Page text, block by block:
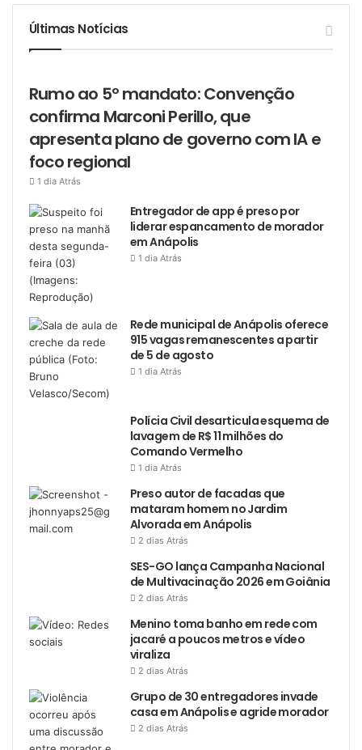
Últimas Notícias
Rumo ao 5º mandato: Convenção
confirma Marconi Perillo, que
apresenta plano de governo com IA e
foco regional
1 dia Atrás
Entregador de app é preso por
liderar espancamento de morador
em Anápolis
1 dia Atrás
Rede municipal de Anápolis oferece
915 vagas remanescentes a partir
de 5 de agosto
1 dia Atrás
Polícia Civil desarticula esquema de
lavagem de R$ 11 milhões do
Comando Vermelho
1 dia Atrás
Preso autor de facadas que
mataram homem no Jardim
Alvorada em Anápolis
2 dias Atrás
SES-GO lança Campanha Nacional
de Multivacinação 2026 em Goiânia
2 dias Atrás
Menino toma banho em rede com
jacaré a poucos metros e vídeo
viraliza
2 dias Atrás
Grupo de 30 entregadores invade
casa em Anápolis e agride morador
2 dias Atrás